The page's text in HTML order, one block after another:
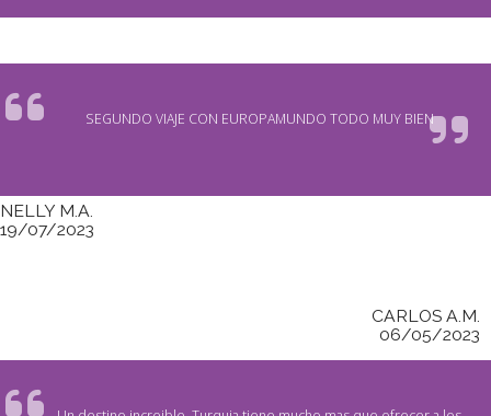
SEGUNDO VIAJE CON EUROPAMUNDO TODO MUY BIEN
NELLY M.A.
19/07/2023
CARLOS A.M.
06/05/2023